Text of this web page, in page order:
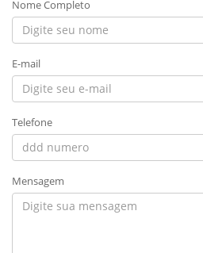
Nome Completo
E-mail
Telefone
Mensagem